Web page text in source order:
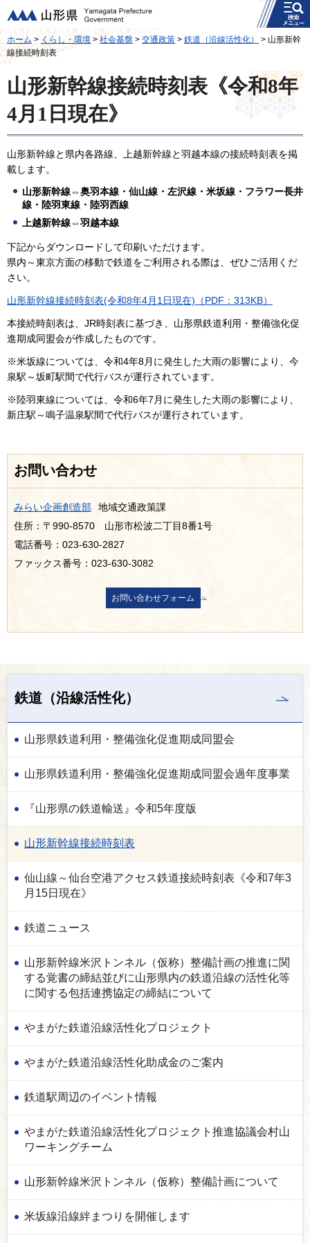
山形県
メニュー
ホーム>くらし・環境 >社会基盤 > 交通政策 > 鉄道（沿線活性化）
> 山形新幹
線接続時刻表
山形新幹線接続時刻表《令和8年
4月1日現在》
山形新幹線と県内各路線、上越新幹線と羽越本線の接続時刻表を掲
載します。
山形新幹線⇔奥羽本線・仙山線・左沢線・米坂線・フラワー長井
線・陸羽東線・陸羽西線
上越新幹線⇔羽越本線
下記からダウンロードして印刷いただけます。
県内～東京方面の移動で鉄道をご利用される際は、ぜひご活用くだ
さい。
山形新幹線接続時刻表(令和8年4月1日現在)（PDF：313KB）
本接続時刻表は、JR時刻表に基づき、山形県鉄道利用・整備強化促
進期成同盟会が作成したものです。
※米坂線については、令和4年8月に発生した大雨の影響により、今
泉駅～坂町駅間で代行バスが運行されています。
※陸羽東線については、令和6年7月に発生した大雨の影響により、
新庄駅～鳴子温泉駅間で代行バスが運行されています。
お問い合わせ
みらい企画創造部
地域交通政策課
住所：〒990-8570 山形市松波二丁目8番1号
電話番号：023-630-2827
ファックス番号：023-630-3082
鉄道（沿線活性化）
山形県鉄道利用・整備強化促進期成同盟会
山形県鉄道利用・整備強化促進期成同盟会過年度事業
『山形県の鉄道輸送』令和5年度版
山形新幹線接続時刻表
仙山線～仙台空港アクセス鉄道接続時刻表《令和7年3
月15日現在》
鉄道ニュース
山形新幹線米沢トンネル（仮称）整備計画の推進に関
する覚書の締結並びに山形県内の鉄道沿線の活性化等
に関する包括連携協定の締結について
やまがた鉄道沿線活性化プロジェクト
やまがた鉄道沿線活性化助成金のご案内
鉄道駅周辺のイベント情報
やまがた鉄道沿線活性化プロジェクト推進協議会村山
ワーキングチーム
山形新幹線米沢トンネル（仮称）整備計画について
米坂線沿線絆まつりを開催します